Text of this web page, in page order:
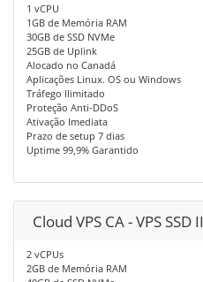
1 vCPU
1GB de Memória RAM
30GB de SSD NVMe
25GB de Uplink
Alocado no Canadá
Aplicações Linux. OS ou Windows
Tráfego Ilimitado
Proteção Anti-DDoS
Ativação Imediata
Prazo de setup 7 dias
Uptime 99,9% Garantido
Cloud VPS CA - VPS SSD II
2 vCPUs
2GB de Memória RAM